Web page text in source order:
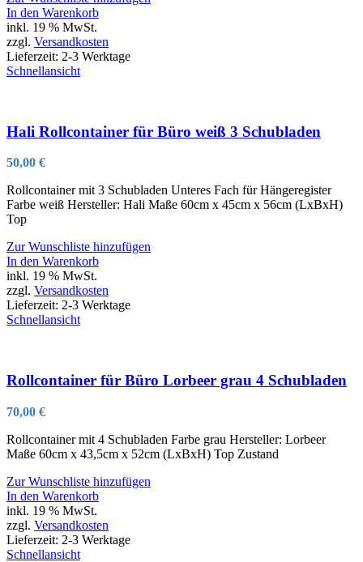
In den Warenkorb
inkl. 19 % MwSt.
zzgl. Versandkosten
Lieferzeit: 2-3 Werktage
Schnellansicht
Hali Rollcontainer für Büro weiß 3 Schubladen
50,00 €
Rollcontainer mit 3 Schubladen Unteres Fach für Hängeregister
Farbe weiß Hersteller: Hali Maße 60cm x 45cm x 56cm (LxBxH)
Top
Zur Wunschliste hinzufügen
In den Warenkorb
inkl. 19 % MwSt.
zzgl. Versandkosten
Lieferzeit: 2-3 Werktage
Schnellansicht
Rollcontainer für Büro Lorbeer grau 4 Schubladen
70,00 €
Rollcontainer mit 4 Schubladen Farbe grau Hersteller: Lorbeer
Maße 60cm x 43,5cm x 52cm (LxBxH) Top Zustand
Zur Wunschliste hinzufügen
In den Warenkorb
inkl. 19 % MwSt.
zzgl. Versandkosten
Lieferzeit: 2-3 Werktage
Schnellansicht